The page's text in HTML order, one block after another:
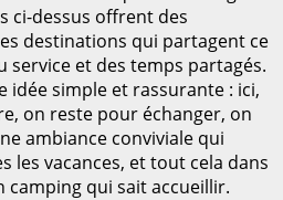
ci-dessus offrent des
destinations qui partagent ce
service et des temps partagés.
idée simple et rassurante : ici,
on reste pour échanger, on
ambiance conviviale qui
les vacances, et tout cela dans
camping qui sait accueillir.